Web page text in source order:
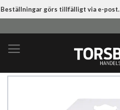
Beställningar görs tillfälligt via e-post.
till
innehållet